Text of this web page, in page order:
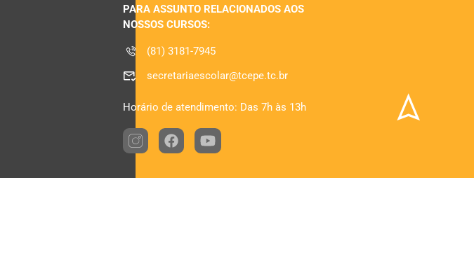
PARA ASSUNTO RELACIONADOS AOS
NOSSOS CURSOS:
(81) 3181-7945
secretariaescolar@tcepe.tc.br
Horário de atendimento: Das 7h às 13h